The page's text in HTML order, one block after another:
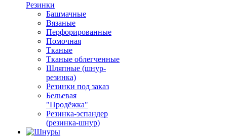
Резинки
Башмачные
Вязаные
Перфорированные
Помочная
Тканые
Тканые облегченные
Шляпные (шнур-
резинка)
Резинки под заказ
Бельевая
"Продёжка"
Резинка-эспандер
(резинка-шнур)